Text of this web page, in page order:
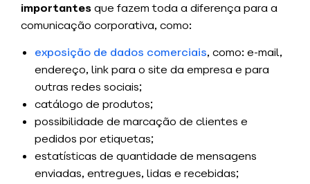
importantesque fazem toda a diferença para a
comunicação corporativa, como:
exposição de dados comerciais, como: e-mail,
endereço, link para o site da empresa e para
outras redes sociais;
catálogo de produtos;
possibilidade de marcação de clientes e
pedidos por etiquetas;
estatísticas de quantidade de mensagens
enviadas, entregues, lidas e recebidas;